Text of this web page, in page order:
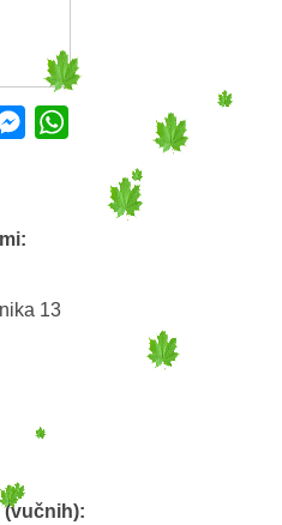
MessengerWhatsApp
13
(vučnih):